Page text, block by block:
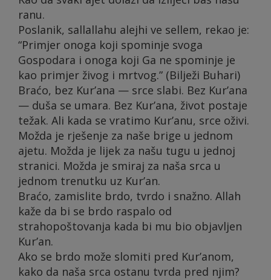
ranu.
Poslanik, sallallahu alejhi ve sellem, rekao je:
“Primjer onoga koji spominje svoga
Gospodara i onoga koji Ga ne spominje je
kao primjer živog i mrtvog.” (Bilježi Buhari)
Braćo, bez Kur’ana — srce slabi. Bez Kur’ana
— duša se umara. Bez Kur’ana, život postaje
težak. Ali kada se vratimo Kur’anu, srce oživi.
Možda je rješenje za naše brige u jednom
ajetu. Možda je lijek za našu tugu u jednoj
stranici. Možda je smiraj za naša srca u
jednom trenutku uz Kur’an.
Braćo, zamislite brdo, tvrdo i snažno. Allah
kaže da bi se brdo raspalo od
strahopoštovanja kada bi mu bio objavljen
Kur’an.
Ako se brdo može slomiti pred Kur’anom,
kako da naša srca ostanu tvrda pred njim?